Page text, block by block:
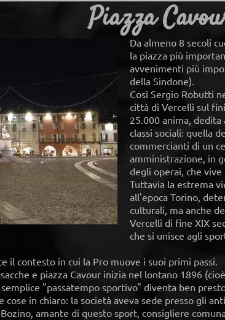
Piazza
Da almeno 8 secoli
la piazza più
avvenimenti più
della Sindone).
Così Sergio Robutti
città di Vercelli sul
25.000 anima,
classi sociali: quella
commercianti di un
amministrazione, in
degli operai, che
Tuttavia la estrema
all'epoca Torino,
culturali, ma anche
Vercelli di fine XIX
che si unisce agli
il contesto in cui la Pro muove i suoi primi passi.
e piazza Cavour inizia nel lontano 1896
"passatempo sportivo" diventa ben
in chiaro: la società aveva sede presso gli
amante di questo sport, consigliere